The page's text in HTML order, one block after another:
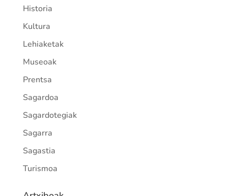
Historia
Kultura
Lehiaketak
Museoak
Prentsa
Sagardoa
Sagardotegiak
Sagarra
Sagastia
Turismoa